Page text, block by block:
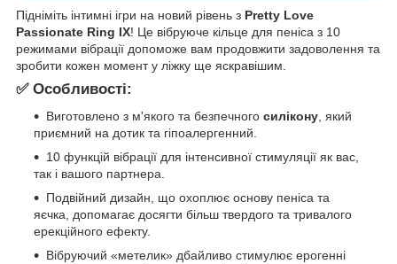
Підніміть інтимні ігри на новий рівень з Pretty Love
Passionate Ring IX! Це вібруюче кільце для пеніса з 10
режимами вібрації допоможе вам продовжити задоволення та
зробити кожен момент у ліжку ще яскравішим.
✅ Особливості:
Виготовлено з м'якого та безпечного силікону , який
приємний на дотик та гіпоалергенний.
10 функцій вібрації для інтенсивної стимуляції як вас,
так і вашого партнера.
Подвійний дизайн, що охоплює основу пеніса та
яєчка, допомагає досягти більш твердого та тривалого
ерекційного ефекту.
Вібруючий «метелик» дбайливо стимулює ерогенні